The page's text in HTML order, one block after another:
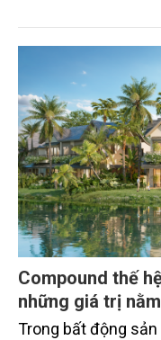
thu hút thành công
Compound thế
những giá trị
Trong bất động